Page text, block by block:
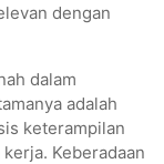
dengan
dalam
adalah
keterampilan
Keberadaan